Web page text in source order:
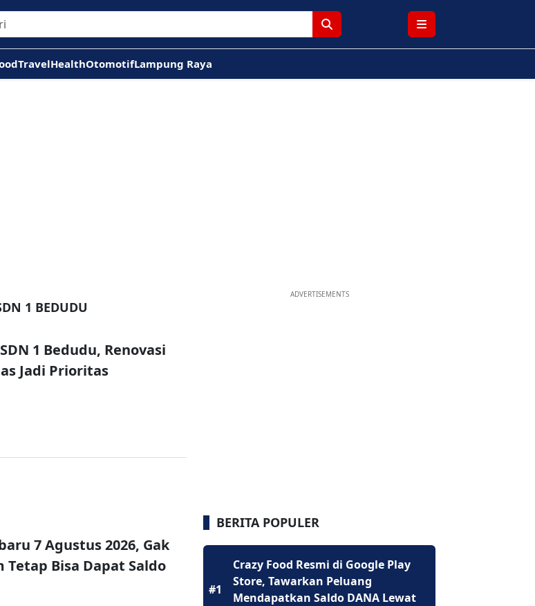
TravelHealthOtomotifLampung Raya
1 BEDUDU
1 Bedudu, Renovasi
Jadi Prioritas
7 Agustus 2026, Gak
Bisa Dapat Saldo
ADVERTISEMENTS
BERITA POPULER
#1
Crazy Food Resmi di Google Play
Store, Tawarkan Peluang
Mendapatkan Saldo DANA Lewat